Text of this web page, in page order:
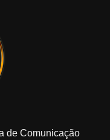
de Comunicação